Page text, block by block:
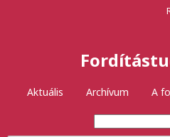
Aktuális Archívum A